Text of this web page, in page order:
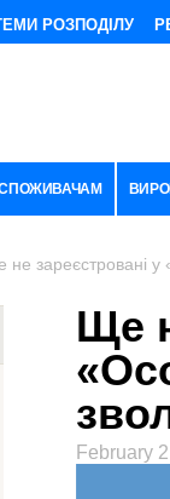
РОЗПОДІЛУ
не зареєстровані у
Ще
February